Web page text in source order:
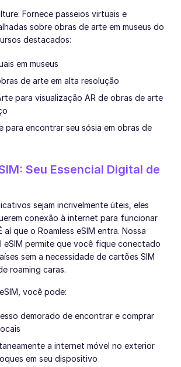
Fornece passeios virtuais e
sobre obras de arte em museus do
destacados:
em museus
de arte em alta resolução
para visualização AR de obras de arte
para encontrar seu sósia em obras de
Seu Essencial Digital de
sejam incrivelmente úteis, eles
conexão à internet para funcionar
aí que o Roamless eSIM entra. Nossa
eSIM permite que você fique conectado
sem a necessidade de cartões SIM
roaming caras.
você pode:
demorado de encontrar e comprar
a internet móvel no exterior
em seu dispositivo